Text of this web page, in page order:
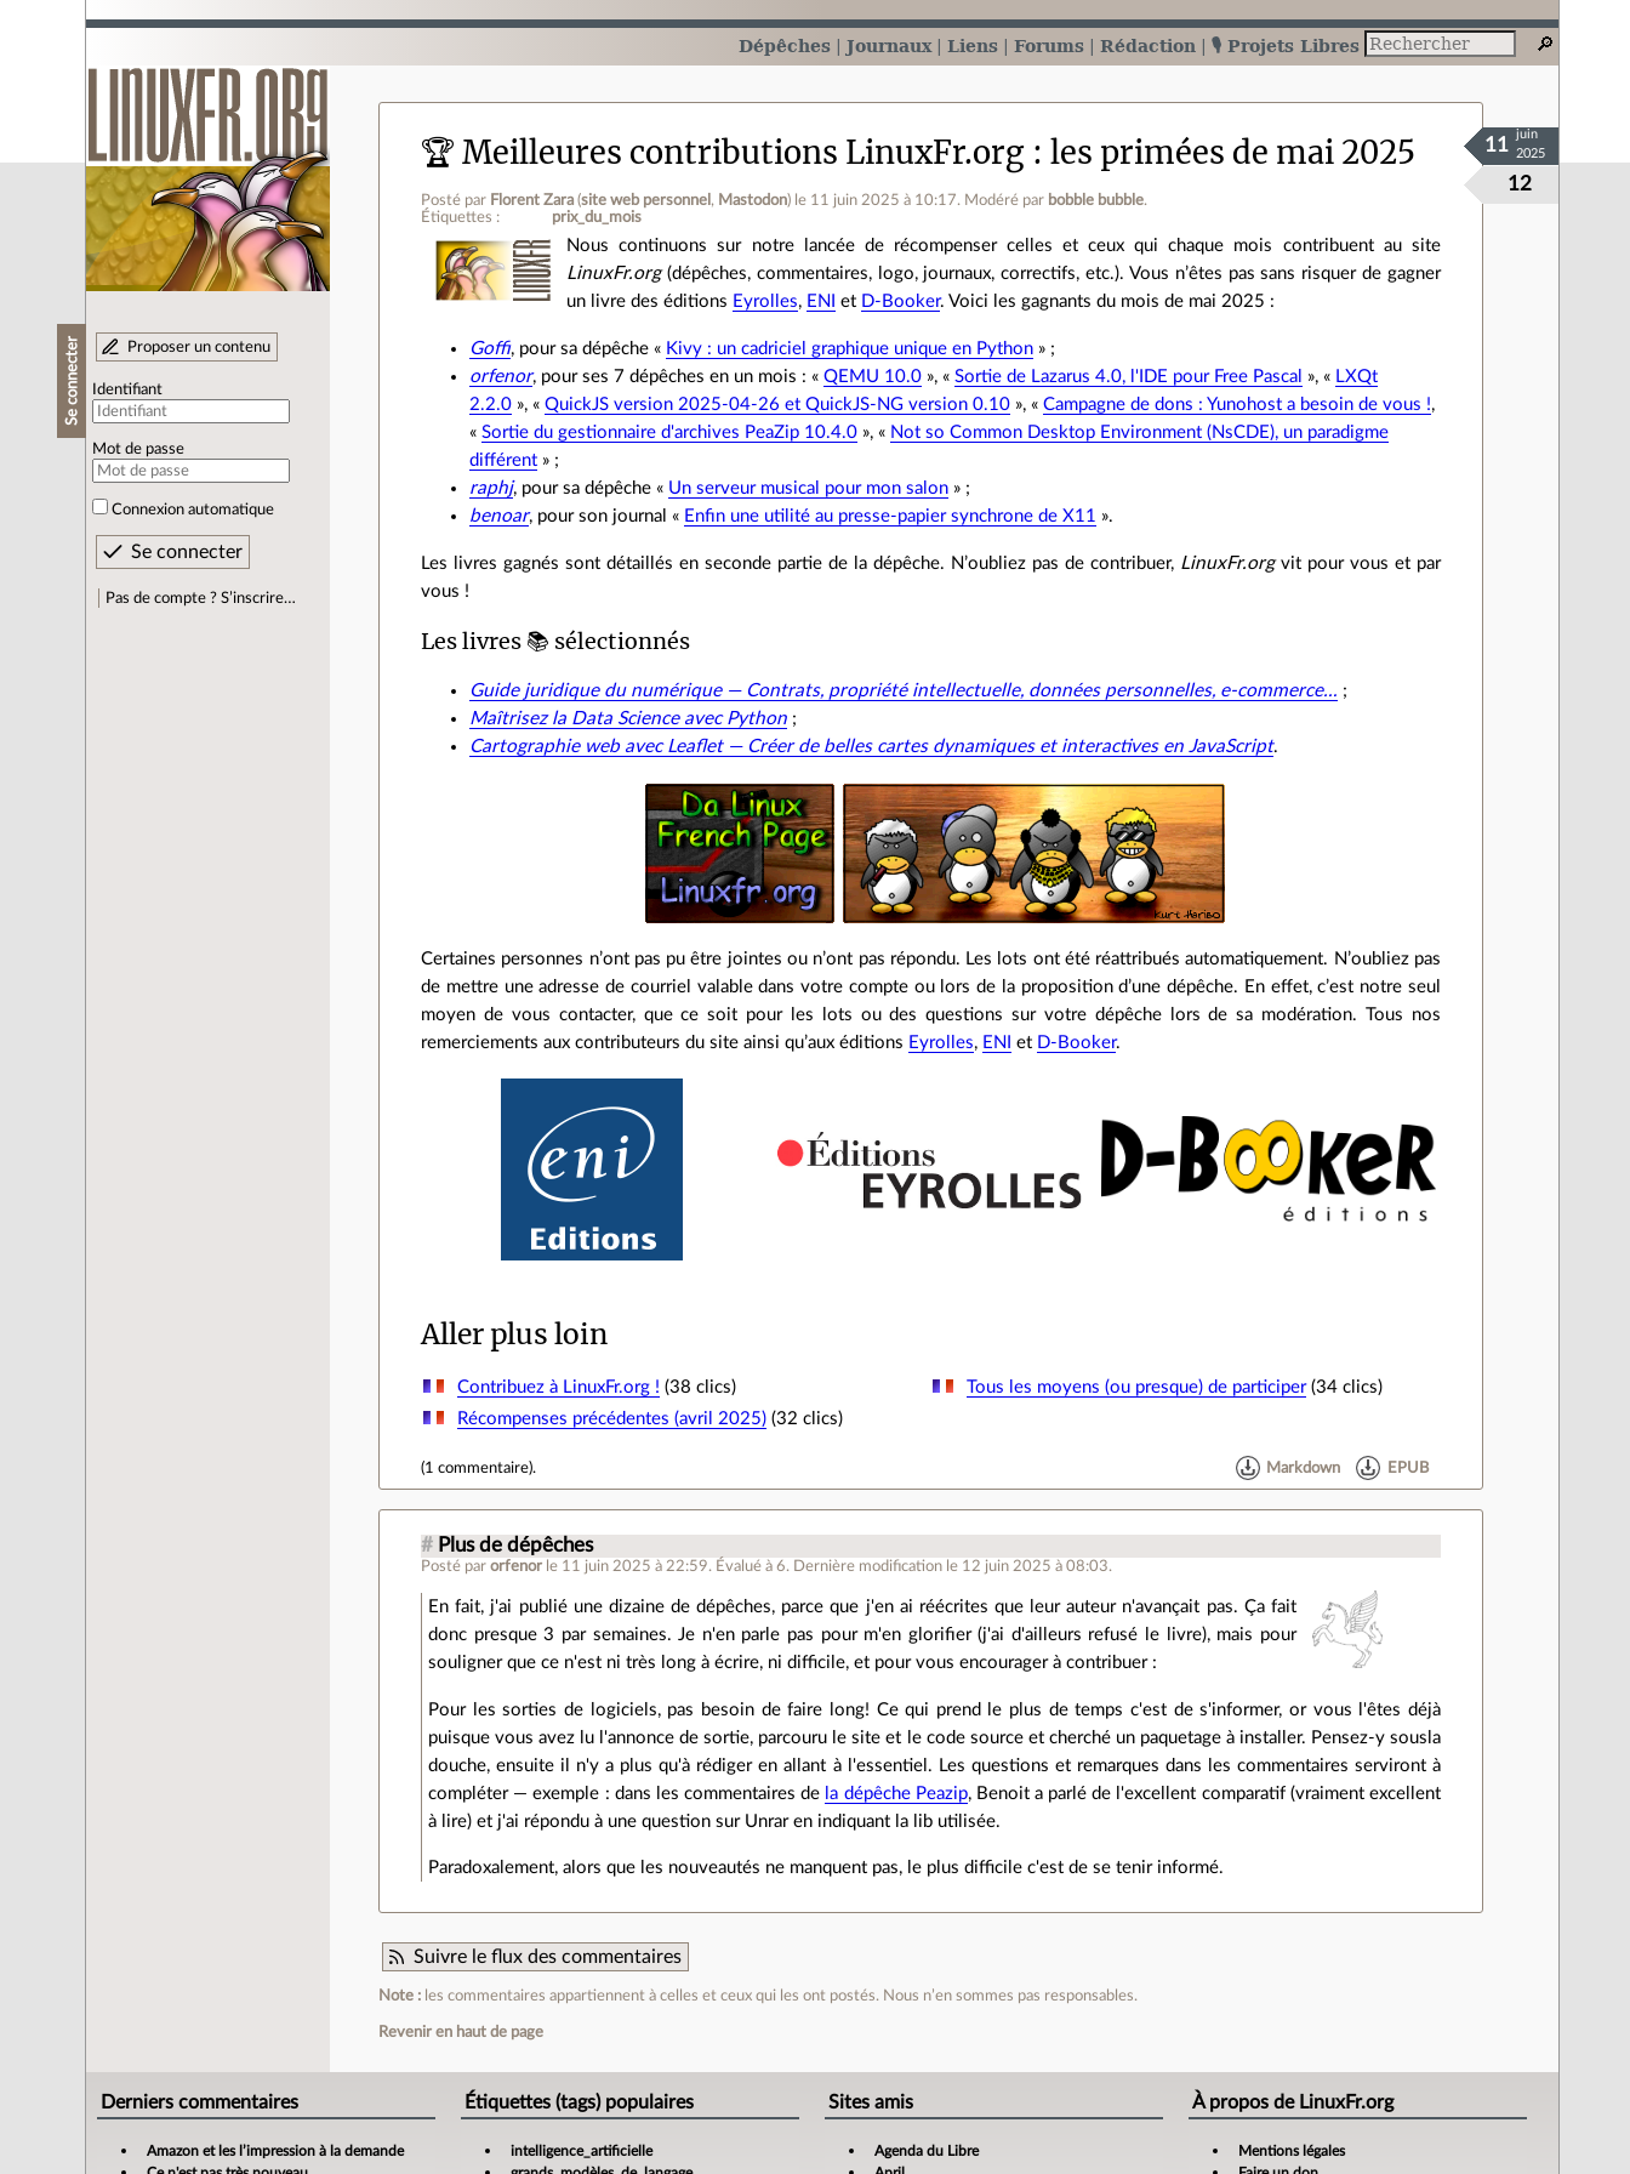
Dépêches Journaux Liens Forums Rédaction 🎙️ Projets Libres
Se connecter Proposer un contenu
Identifiant
Mot de passe
Connexion automatique
Pas de compte ? S’inscrire…
🏆 Meilleures contributions LinuxFr.org : les primées de mai 2025
Posté par Florent Zara (site web personnel , Mastodon) le 11 juin 2025 à 10:17. Modéré par bobble bubble.
Étiquettes :
prix_du_mois
12
11
juin
2025
Nous continuons sur notre lancée de récompenser celles et ceux qui chaque mois contribuent au site
LinuxFr.org(dépêches, commentaires, logo, journaux, correctifs, etc.). Vous n’êtes pas sans risquer de gagner
un livre des éditions Eyrolles, ENI et D-Booker. Voici les gagnants du mois de mai 2025 :
Goffi, pour sa dépêche « Kivy : un cadriciel graphique unique en Python » ;
orfenor, pour ses 7 dépêches en un mois : «QEMU 10.0 », «Sortie de Lazarus 4.0, l'IDE pour Free Pascal », « LXQt
2.2.0 », «QuickJS version 2025-04-26 et QuickJS-NG version 0.10 », «Campagne de dons : Yunohost a besoin de vous !,
«Sortie du gestionnaire d'archives PeaZip 10.4.0 », « Not so Common Desktop Environment (NsCDE), un paradigme
différent » ;
raphj, pour sa dépêche « Un serveur musical pour mon salon » ;
benoar, pour son journal « Enfin une utilité au presse-papier synchrone de X11 ».
Les livres gagnés sont détaillés en seconde partie de la dépêche. N’oubliez pas de contribuer, LinuxFr.orgvit pour vous et par
vous !
Les livres 📚 sélectionnés
Guide juridique du numérique — Contrats, propriété intellectuelle, données personnelles, e-commerce… ;
Maîtrisez la Data Science avec Python ;
Cartographie web avec Leaflet — Créer de belles cartes dynamiques et interactives en JavaScript.
Certaines personnes n’ont pas pu être jointes ou n’ont pas répondu. Les lots ont été réattribués automatiquement. N’oubliez pas
de mettre une adresse de courriel valable dans votre compte ou lors de la proposition d’une dépêche. En effet, c’est notre seul
moyen de vous contacter, que ce soit pour les lots ou des questions sur votre dépêche lors de sa modération. Tous nos
remerciements aux contributeurs du site ainsi qu’aux éditions Eyrolles, ENI et D-Booker.
Aller plus loin
Contribuez à LinuxFr.org ! (38 clics) Tous les moyens (ou presque) de participer(34 clics)
Récompenses précédentes (avril 2025)(32 clics)
(1 commentaire). Markdown EPUB
# Plus de dépêches
Posté parorfenor le 11 juin 2025 à 22:59. Évalué à6. Dernière modification le 12 juin 2025 à 08:03.
En fait, j'ai publié une dizaine de dépêches, parce que j'en ai réécrites que leur auteur n'avançait pas. Ça fait
donc presque 3 par semaines. Je n'en parle pas pour m'en glorifier (j'ai d'ailleurs refusé le livre), mais pour
souligner que ce n'est ni très long à écrire, ni difficile, et pour vous encourager à contribuer :
Pour les sorties de logiciels, pas besoin de faire long! Ce qui prend le plus de temps c'est de s'informer, or vous l'êtes déjà
puisque vous avez lu l'annonce de sortie, parcouru le site et le code source et cherché un paquetage à installer. Pensez-y sousla
douche, ensuite il n'y a plus qu'à rédiger en allant à l'essentiel. Les questions et remarques dans les commentaires serviront à
compléter — exemple : dans les commentaires de la dépêche Peazip, Benoit a parlé de l'excellent comparatif (vraiment excellent
à lire) et j'ai répondu à une question sur Unrar en indiquant la lib utilisée.
Paradoxalement, alors que les nouveautés ne manquent pas, le plus difficile c'est de se tenir informé.
Suivre le flux des commentaires
Note : les commentaires appartiennent à celles et ceux qui les ont postés. Nous n’en sommes pas responsables.
Revenir en haut de page
Derniers commentaires
Amazon et les l’impression à la demande
Étiquettes (tags) populaires
intelligence_artificielle
Sites amis
Agenda du Libre
À propos de LinuxFr.org
Mentions légales